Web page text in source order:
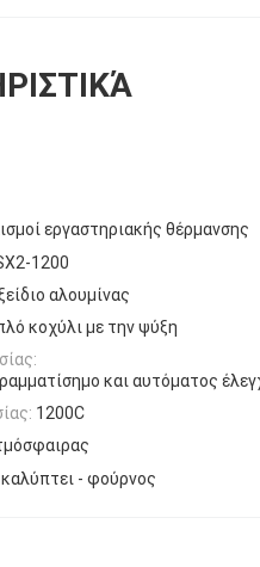
εργαστηριακής θέρμανσης
1200
αλουμίνας
κοχύλι με την ψύξη
και αυτόματος
1200C
- φούρνος